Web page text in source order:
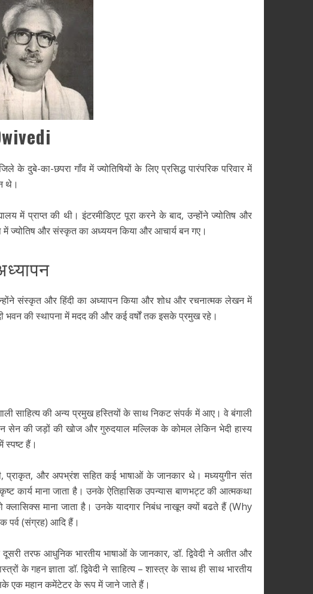
दुबे-का-छपरा गाँव में ज्योतिषियों के लिए प्रसिद्ध पारंपरिक परिवार में
थे।
में प्राप्त की थी। इंटरमीडिएट पूरा करने के बाद, उन्होंने ज्योतिष और
में ज्योतिष और संस्कृत का अध्ययन किया और आचार्य बन गए।
संस्कृत और हिंदी का अध्यापन किया और शोध और रचनात्मक लेखन में
भवन की स्थापना में मदद की और कई वर्षों तक इसके प्रमुख रहे।
साहित्य की अन्य प्रमुख हस्तियों के साथ निकट संपर्क में आए। वे बंगाली
सेन की जड़ों की खोज और गुरुदयाल मल्लिक के कोमल लेकिन भेदी हास्य
हैं।
प्राकृत, और अपभ्रंश सहित कई भाषाओं के जानकार थे। मध्ययुगीन संत
कार्य माना जाता है। उनके ऐतिहासिक उपन्यास बाणभट्ट की आत्मकथा
क्लासिक्स माना जाता है। उनके यादगार निबंध नाखून क्यों बढते हैं (Why
(संग्रह) आदि हैं।
तरफ आधुनिक भारतीय भाषाओं के जानकार, डॉ. द्विवेदी ने अतीत और
के गहन ज्ञाता डॉ. द्विवेदी ने साहित्य – शास्त्र के साथ ही साथ भारतीय
एक महान कमेंटेटर के रूप में जाने जाते हैं।